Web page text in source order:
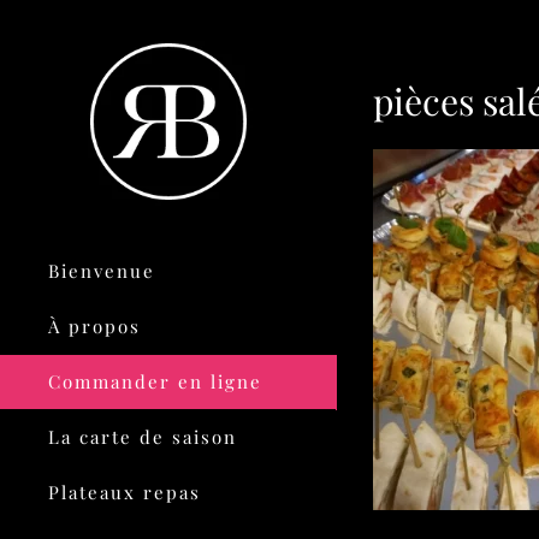
Bienvenue
À propos
Commander en ligne
La carte de saison
Plateaux repas
pièces